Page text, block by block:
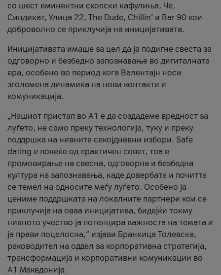
со шест еминентни скопски кафулиња, Че,
Синдикат, Улица 22, The Dude, Chillin’ и Bar 90 кои
доброволно се приклучија на иницијативата.
Иницијативата имаше за цел да ја подигне свеста за
одговорно и безбедно запознавање во дигиталната
ера, особено во период кога Валентајн носи
зголемена динамика на нови контакти и
комуникација.
„Нашиот пристап во А1 е да создадеме вредност за
луѓето, не само преку технологија, туку и преку
поддршка на нивните секојдневни избори. Safe
dating е повеќе од практичен совет, тоа е
промовирање на свесна, одговорна и безбедна
култура на запознавања, каде довербата и почитта
се темел на односите меѓу луѓето. Особено ја
цениме поддршката на локалните партнери кои се
приклучија на оваа иницијатива, бидејќи токму
нивното учество ја потенцира важноста на темата и
ја прави поцелосна,“ изјави Бранкица Толевска,
раководител на оддел за корпоративна стратегија,
трансформација и корпоративни комуникации во
А1 Македонија.